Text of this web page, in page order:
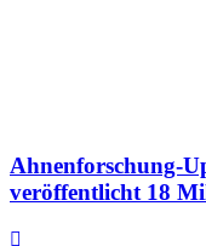
Ahnenforschung-
veröffentlicht 18